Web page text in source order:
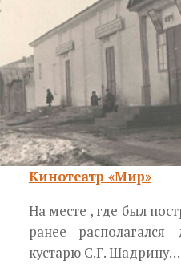
Кинотеатр «Мир»
На месте , где был
ранее
кустарю С.Г. Шадрину…